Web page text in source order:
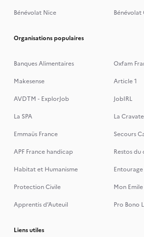
Bénévolat Nice
Bénévolat
Organisations populaires
Banques Alimentaires
Oxfam
Makesense
Article 1
AVDTM - ExplorJob
JobIRL
La SPA
La
Emmaüs France
Secours
APF France handicap
Restos du
Habitat et Humanisme
Entourage
Protection Civile
Mon
Apprentis d’Auteuil
Pro Bono
Liens utiles